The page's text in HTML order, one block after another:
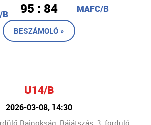
B
95 : 84 MAFC/B
BESZÁMOLÓ »
U14/B
2026-03-08, 14:30